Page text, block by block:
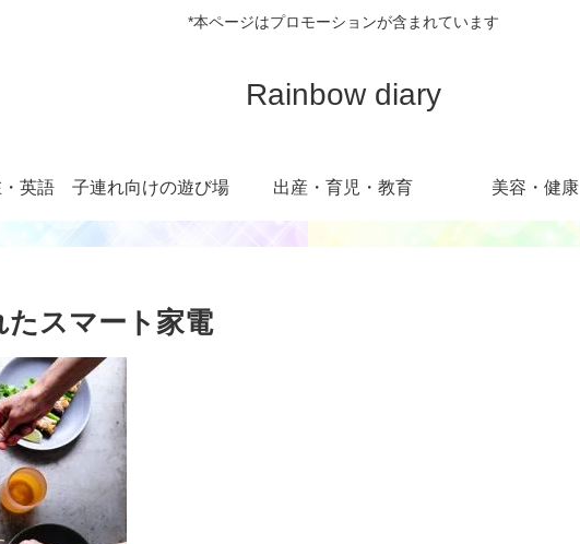
*本ページはプロモーションが含まれています
Rainbow diary
英語 子連れ向けの遊び場 出産・育児・教育 美容・健康
たスマート家電